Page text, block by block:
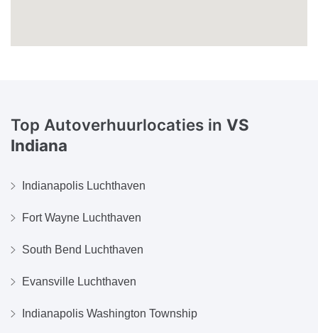
Top Autoverhuurlocaties in VS
Indiana
Indianapolis Luchthaven
Fort Wayne Luchthaven
South Bend Luchthaven
Evansville Luchthaven
Indianapolis Washington Township